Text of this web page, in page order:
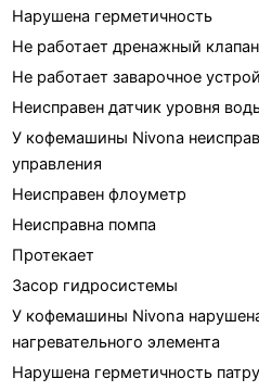
Нарушена герметичность
Не работает дренажный
Не работает заварочное
Неисправен датчик уровня
У кофемашины Nivona
управления
Неисправен флоуметр
Неисправна помпа
Протекает
Засор гидросистемы
У кофемашины Nivona
нагревательного элемента
Нарушена герметичность